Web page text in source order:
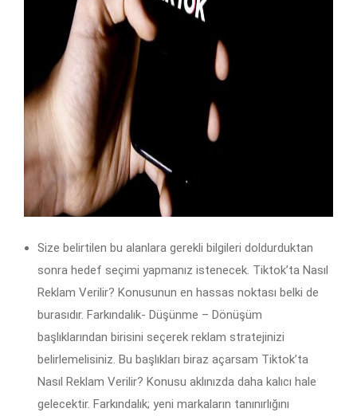
Size belirtilen bu alanlara gerekli bilgileri doldurduktan
sonra hedef seçimi yapmanız istenecek. Tiktok’ta Nasıl
Reklam Verilir? Konusunun en hassas noktası belki de
burasıdır. Farkındalık- Düşünme – Dönüşüm
başlıklarından birisini seçerek reklam stratejinizi
belirlemelisiniz. Bu başlıkları biraz açarsam Tiktok’ta
Nasıl Reklam Verilir? Konusu aklınızda daha kalıcı hale
gelecektir. Farkındalık; yeni markaların tanınırlığını